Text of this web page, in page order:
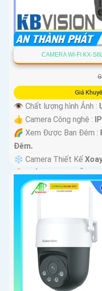
CAMERA WI-FI KX-
Giá
👁 Chất lượng hình Ảnh :
👍 Camera Công nghệ :
🌈 Xem Được Ban Đêm :
Ðêm.
❄ Camera Thiết Kế
️🔔 Khả Năng :Thu Âm